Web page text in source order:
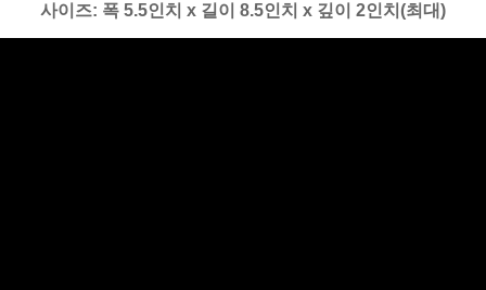
사이즈: 폭 5.5인치 x 길이 8.5인치 x 깊이 2인치(최대)